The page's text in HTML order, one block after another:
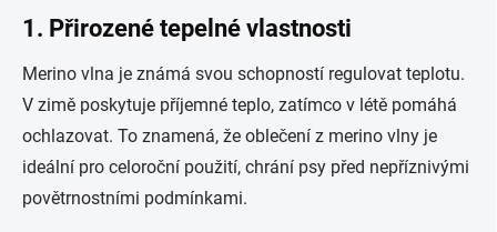
1. Přirozené tepelné vlastnosti
Merino vlna je známá svou schopností regulovat teplotu.
V zimě poskytuje příjemné teplo, zatímco v létě pomáhá
ochlazovat. To znamená, že oblečení z merino vlny je
ideální pro celoroční použití, chrání psy před nepříznivými
povětrnostními podmínkami.